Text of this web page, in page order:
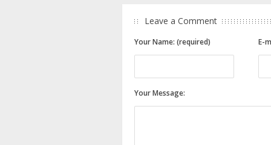
Leave a Comment
Your Name: (required) E-
Your Message: